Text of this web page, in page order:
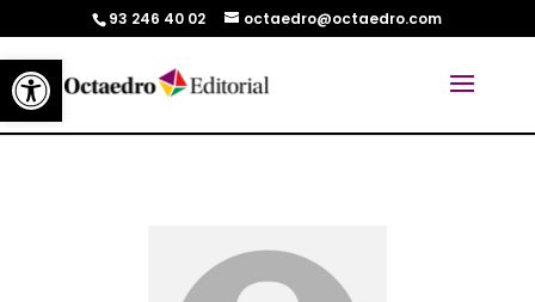
Abrir barra de herramientas
93 246 40 02 octaedro@octaedro.com